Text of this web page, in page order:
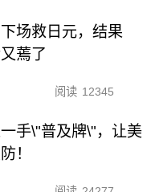
场救日元，结果
蔫了
阅读 12345
手\"普及牌\"，让美
！